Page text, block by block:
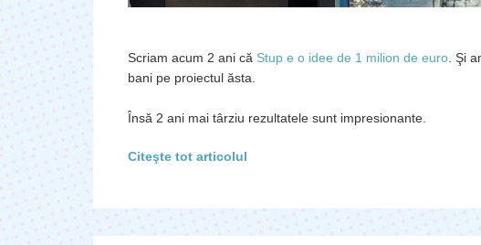
Scriam acum 2 ani că Stup e o idee de 1 milion de euro. Şi
bani pe proiectul ăsta.
Însă 2 ani mai târziu rezultatele sunt impresionante.
Citeşte tot articolul